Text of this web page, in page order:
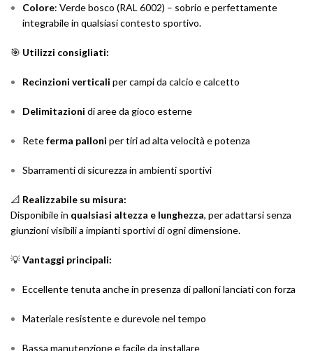
Colore: Verde bosco (RAL 6002) – sobrio e perfettamente
integrabile in qualsiasi contesto sportivo.
🎯 Utilizzi consigliati:
Recinzioni verticali per campi da calcio e calcetto
Delimitazioni di aree da gioco esterne
Reteferma palloni per tiri ad alta velocità e potenza
Sbarramenti di sicurezza in ambienti sportivi
📐 Realizzabile su misura:
Disponibile in qualsiasi altezza e lunghezza, per adattarsi senza
giunzioni visibili a impianti sportivi di ogni dimensione.
💡Vantaggi principali:
Eccellente tenuta anche in presenza di palloni lanciati con forza
Materiale resistente e durevole nel tempo
Bassa manutenzione e facile da installare